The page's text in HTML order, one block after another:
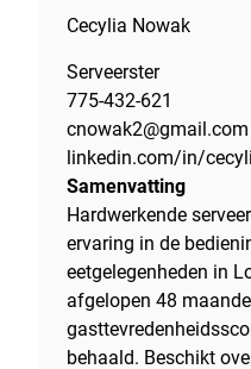
Cecylia Nowak
Serveerster
775-432-621
cnowak2@gmail.com
linkedin.com/in/
Samenvatting
Hardwerkende
ervaring in de
eetgelegenheden in
afgelopen 48
behaald. Beschikt